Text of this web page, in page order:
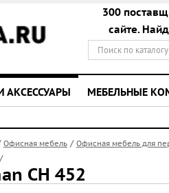
300
сайте.
АКСЕССУАРЫ МЕБЕЛЬНЫЕ
Офисная мебель / Офисная мебель для
/
CH 452